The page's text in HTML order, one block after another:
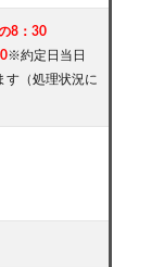
8：30
※約定日当日
す（処理状況に